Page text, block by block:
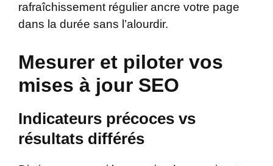
rafraîchissement régulier ancre votre page
dans la durée sans l’alourdir.
Mesurer et piloter vos
mises à jour SEO
Indicateurs précoces vs
résultats différés